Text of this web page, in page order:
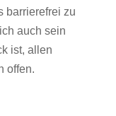
barrierefrei zu
auch sein
ist, allen
offen.